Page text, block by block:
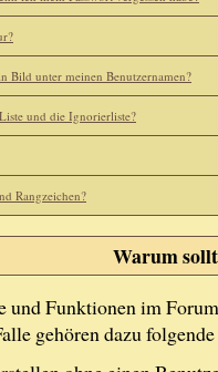
Bild unter meinen Benutzernamen?
und die Ignorierliste?
Rangzeichen?
Warum
und Funktionen im
gehören dazu